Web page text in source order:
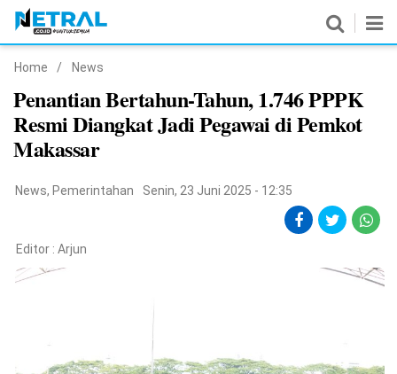
Nasional
Pemerintahan
Politik
Hukrim
Pendidikan
Olahraga
Home / News
Penantian Bertahun-Tahun, 1.746 PPPK
Resmi Diangkat Jadi Pegawai di Pemkot
Makassar
News, Pemerintahan Senin, 23 Juni 2025 - 12:35
Editor : Arjun